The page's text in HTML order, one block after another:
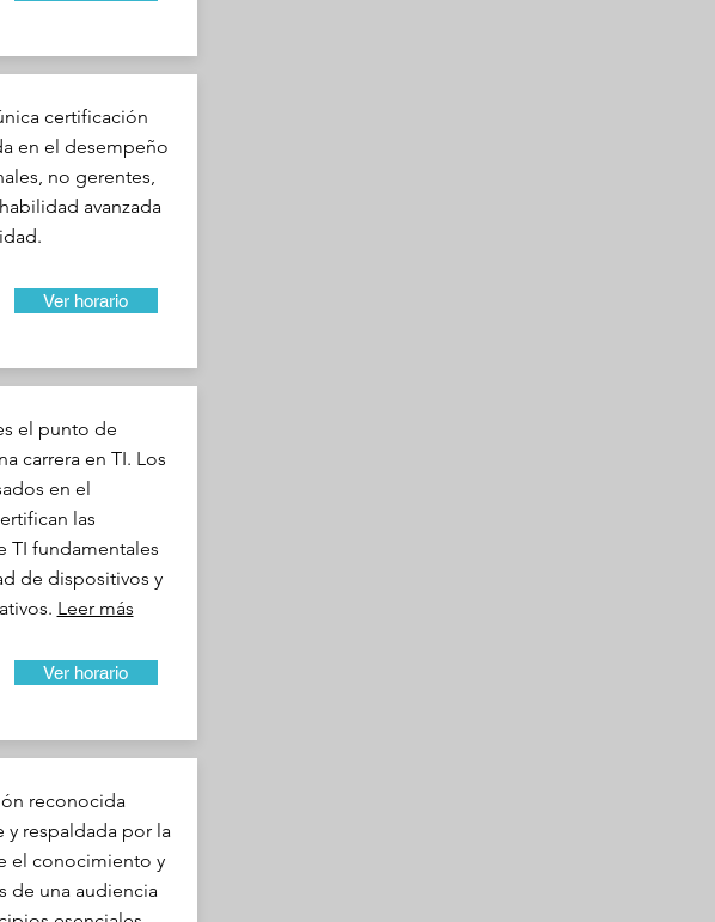
certificación
en el desempeño
no gerentes,
avanzada
Ver horario
el punto de
carrera en TI. Los
en el
las
TI fundamentales
de dispositivos y
Leer más
Ver horario
reconocida
y respaldada por la
el conocimiento y
de una audiencia